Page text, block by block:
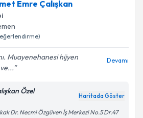
Emre Çalışkan
Muayenehanesi hijyen
Devamı
Özel
Haritada Göster
Dr. Necmi Özgüven İş Merkezi No.5 Dr.47